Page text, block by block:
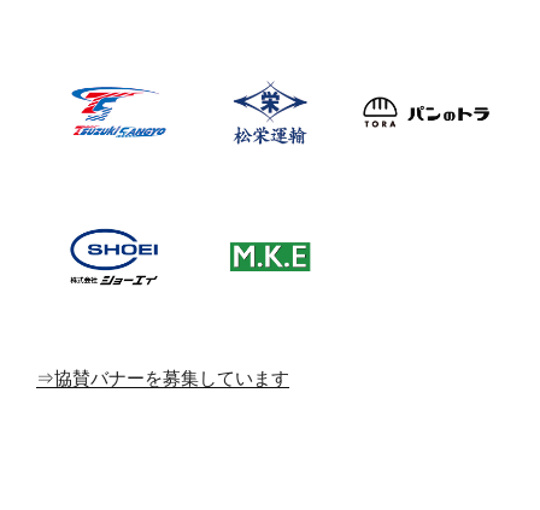
⇒協賛バナーを募集しています